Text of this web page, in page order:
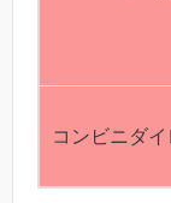
コンビニダイ